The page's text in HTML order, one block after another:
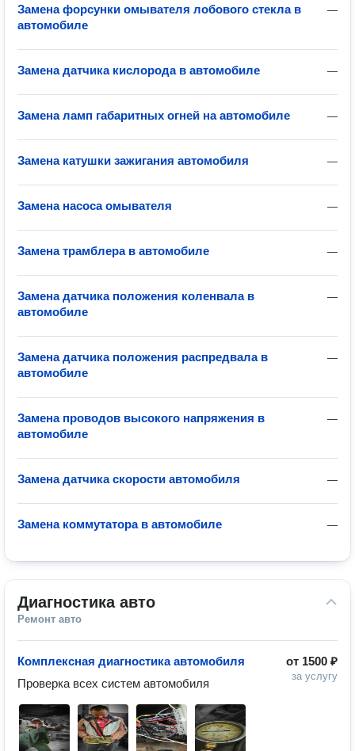
—
Замена форсунки омывателя лобового стекла в
автомобиле
—
Замена датчика кислорода в автомобиле
—
Замена ламп габаритных огней на автомобиле
—
Замена катушки зажигания автомобиля
—
Замена насоса омывателя
—
Замена трамблера в автомобиле
—
Замена датчика положения коленвала в
автомобиле
—
Замена датчика положения распредвала в
автомобиле
—
Замена проводов высокого напряжения в
автомобиле
—
Замена датчика скорости автомобиля
—
Замена коммутатора в автомобиле
Диагностика авто
Ремонт авто
от 1500 ₽
за услугу
Комплексная диагностика автомобиля
Проверка всех систем автомобиля